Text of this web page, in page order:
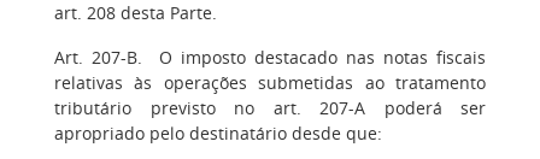
art. 208 desta Parte.
Art. 207-B. O imposto destacado nas notas fiscais
relativas às operações submetidas ao tratamento
tributário previsto no art. 207-A poderá ser
apropriado pelo destinatário desde que: